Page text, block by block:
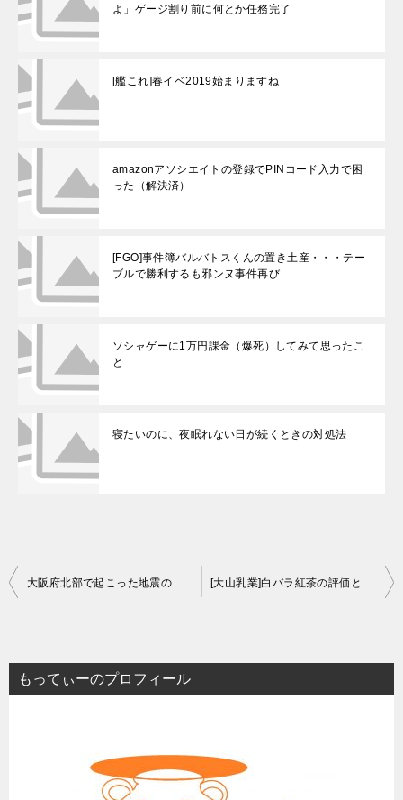
よ」ゲージ割り前に何とか任務完了
[艦これ]春イベ2019始まりますね
amazonアソシエイトの登録でPINコード入力で困
った（解決済）
[FGO]事件簿バルバトスくんの置き土産・・・テー
ブルで勝利するも邪ンヌ事件再び
ソシャゲーに1万円課金（爆死）してみて思ったこ
と
寝たいのに、夜眠れない日が続くときの対処法
投
ビ
ゲ
大阪府北部で起こった地震の方々へ [大山乳業]白バラ紅茶の評価と感想
もってぃーのプロフィール